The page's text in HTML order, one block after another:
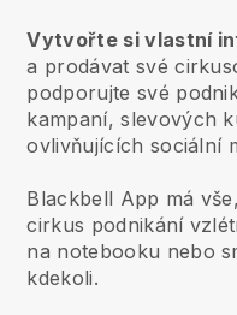
Vytvořte si vlastní
a prodávat své
podporujte své
kampaní, slevových
ovlivňujících sociální
Blackbell App má
cirkus podnikání
na notebooku nebo
kdekoli.